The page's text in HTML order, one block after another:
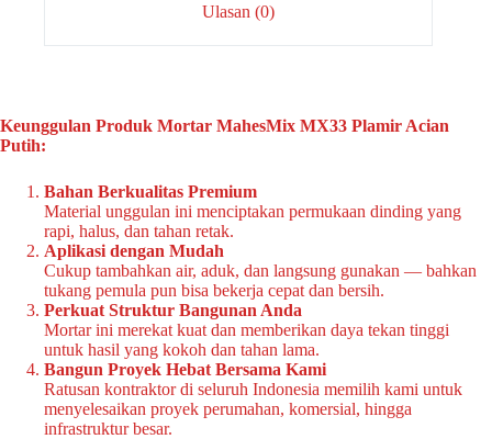
Ulasan (0)
Keunggulan Produk Mortar MahesMix MX33 Plamir Acian
Putih:
Bahan Berkualitas Premium
Material unggulan ini menciptakan permukaan dinding yang
rapi, halus, dan tahan retak.
Aplikasi dengan Mudah
Cukup tambahkan air, aduk, dan langsung gunakan — bahkan
tukang pemula pun bisa bekerja cepat dan bersih.
Perkuat Struktur Bangunan Anda
Mortar ini merekat kuat dan memberikan daya tekan tinggi
untuk hasil yang kokoh dan tahan lama.
Bangun Proyek Hebat Bersama Kami
Ratusan kontraktor di seluruh Indonesia memilih kami untuk
menyelesaikan proyek perumahan, komersial, hingga
infrastruktur besar.